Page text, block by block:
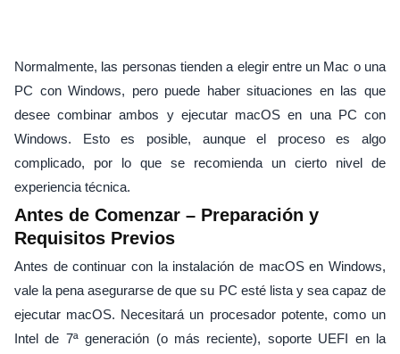
Normalmente, las personas tienden a elegir entre un Mac o una
PC con Windows, pero puede haber situaciones en las que
desee combinar ambos y ejecutar macOS en una PC con
Windows. Esto es posible, aunque el proceso es algo
complicado, por lo que se recomienda un cierto nivel de
experiencia técnica.
Antes de Comenzar – Preparación y
Requisitos Previos
Antes de continuar con la instalación de macOS en Windows,
vale la pena asegurarse de que su PC esté lista y sea capaz de
ejecutar macOS. Necesitará un procesador potente, como un
Intel de 7ª generación (o más reciente), soporte UEFI en la